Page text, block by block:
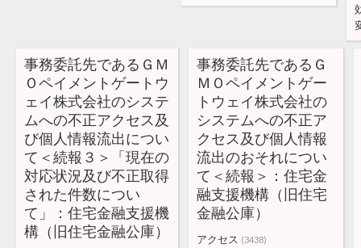
事務委託先であるＧＭ
Ｏペイメントゲートウ
ェイ株式会社のシステ
ムへの不正アクセス及
び個人情報流出につい
て＜続報３＞「現在の
対応状況及び不正取得
された件数につい
て」：住宅金融支援機
構（旧住宅金融公庫）
事務委託先であるＧ
ＭＯペイメントゲー
トウェイ株式会社の
システムへの不正ア
クセス及び個人情報
流出のおそれについ
て＜続報＞：住宅金
融支援機構（旧住宅
金融公庫）
アクセス (3438)